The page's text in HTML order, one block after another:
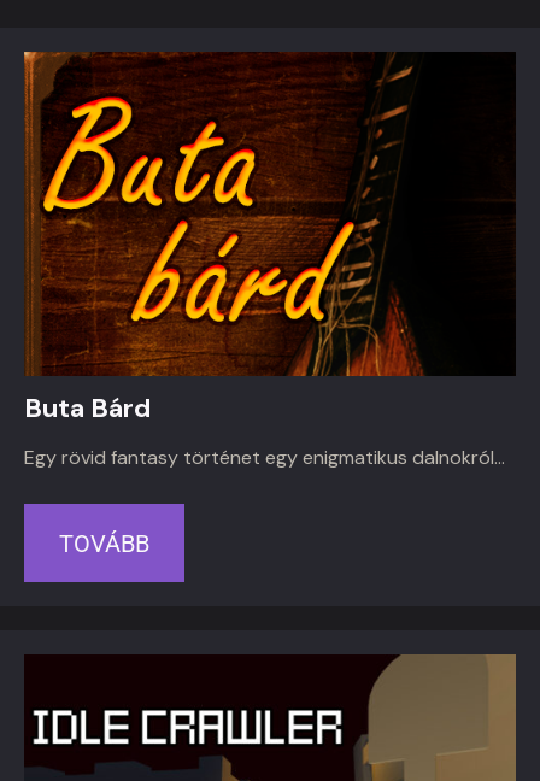
Buta Bárd
Egy rövid fantasy történet egy enigmatikus dalnokról…
TOVÁBB